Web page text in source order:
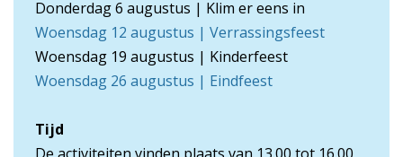
Donderdag 6 augustus | Klim er eens in
Woensdag 12 augustus | Verrassingsfeest
Woensdag 19 augustus | Kinderfeest
Woensdag 26 augustus | Eindfeest
Tijd